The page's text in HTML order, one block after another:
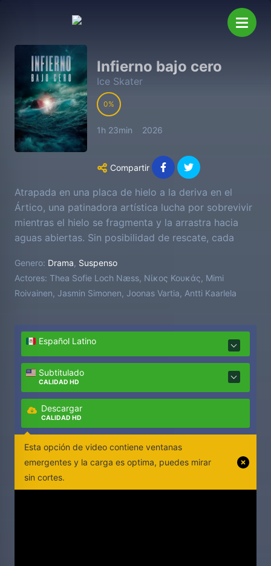
Infierno bajo cero
Ice Skater
0
1h 23min 2026
Compartir
Atrapada en una placa de hielo a la deriva en el
Ártico, una patinadora artística lucha por sobrevivir
mientras el hielo se fragmenta y la arrastra hacia
aguas abiertas. Sin posibilidad de rescate, cada
hambre y el agotamiento.
Genero: Drama, Suspenso
Actores: Thea Sofie Loch Næss, Νίκος Κουκάς, Mimi
Roivainen, Jasmin Simonen, Joonas Vartia, Antti Kaarlela
Español Latino
Subtitulado
CALIDAD HD
Descargar
CALIDAD HD
Esta opción de video contiene ventanas
emergentes y la carga es optima, puedes mirar
sin cortes.